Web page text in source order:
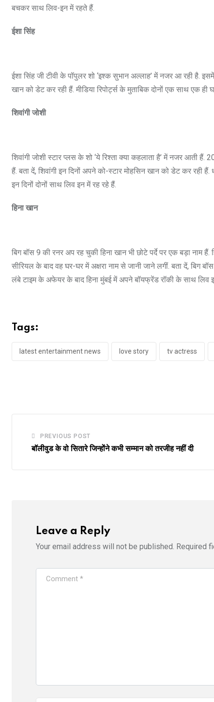
बचकर साथ लिव-इन में रहते हैं.
ईशा सिंह
ईशा सिंह जी टीवी के पॉपुलर शो ‘इश्क सुभान अल्लाह’ में नजर आ रही है.
खान को डेट कर रही हैं. मीडिया रिपोर्ट्स के मुताबिक दोनों एक साथ एक
शिवांगी जोशी
शिवांगी जोशी स्टार प्लस के शो ‘ये रिश्ता क्या कहलाता है’ में नजर आती
हैं. बता दें, शिवांगी इन दिनों अपने को-स्टार मोहसिन खान को डेट कर रही
इन दिनों दोनों साथ लिव इन में रह रहे हैं.
हिना खान
बिग बॉस 9 की रनर अप रह चुकी हिना खान भी छोटे पर्दे पर एक बड़ा नाम
सीरियल के बाद वह घर-घर में अक्षरा नाम से जानी जाने लगीं. बता दें, बिग
लंबे टाइम के अफेयर के बाद हिना मुंबई में अपने बॉयफ्रेंड रॉकी के साथ लिव
Tags:
latest entertainment news love story tv actress
PREVIOUS POST
बॉलीवुड के वो सितारे जिन्होंने कभी सम्मान को तरजीह नहीं दी
Leave a Reply
Your email address will not be published. Required